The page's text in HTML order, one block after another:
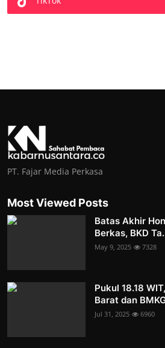
PT. Fajar Media Perkasa
Most Viewed Posts
Batas Akhir
Berkas, BKD
May 9, 2025 7328
Pukul 18.18
Barat dan
Jul 31, 2025 6960